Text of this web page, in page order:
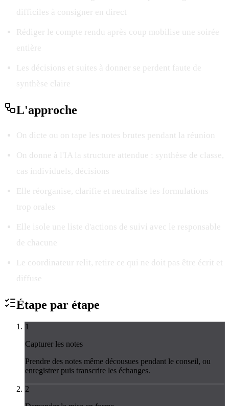
difficiles à consigner en direct
Rédiger le compte rendu après coup mobilise une soirée
entière
Les décisions et suites à donner se perdent faute de
synthèse claire
L'approche
On dicte ou on tape les notes brutes pendant la réunion
On donne à l'IA la structure attendue : synthèse de classe,
cas individuels, décisions
Elle réorganise, clarifie et neutralise les formulations
trop orales
Elle isole une liste d'actions de suivi avec le responsable
de chacune
Le coordinateur relit, retire ce qui ne doit pas être écrit et
diffuse
Étape par étape
1
Capturer les notes
Prendre des notes même décousues pendant le conseil, ou
enregistrer puis transcrire les échanges.
2